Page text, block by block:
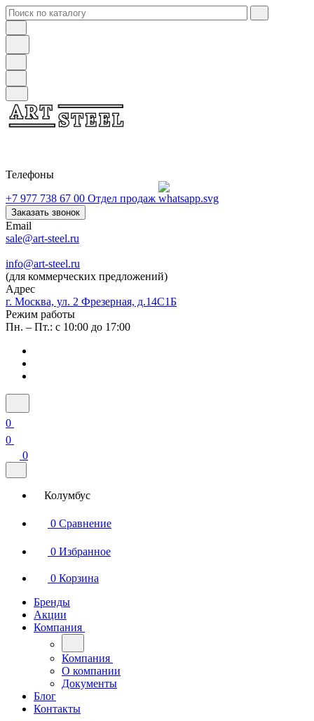
Телефоны
+7 977 738 67 00 Отдел продаж
Заказать звонок
Email
sale@art-steel.ru
info@art-steel.ru
(для коммерческих предложений)
Адрес
г. Москва, ул. 2 Фрезерная, д.14С1Б
Режим работы
Пн. – Пт.: с 10:00 до 17:00
0
0
0
Колумбус
0 Сравнение
0 Избранное
0 Корзина
Бренды
Акции
Компания
Компания
О компании
Документы
Блог
Контакты